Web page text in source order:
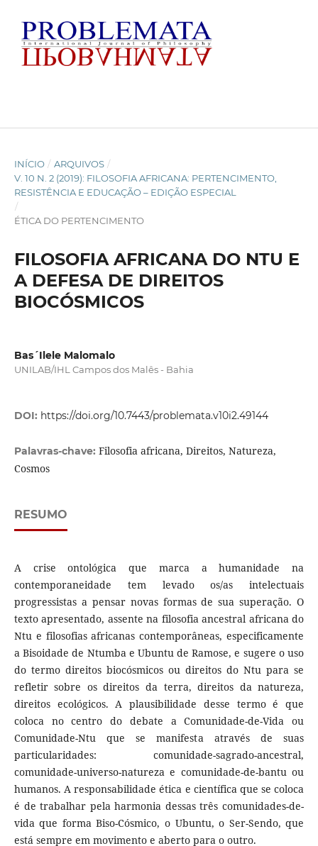
INÍCIO / ARQUIVOS /
V. 10 N. 2 (2019): FILOSOFIA AFRICANA: PERTENCIMENTO,
RESISTÊNCIA E EDUCAÇÃO – EDIÇÃO ESPECIAL
/
ÉTICA DO PERTENCIMENTO
FILOSOFIA AFRICANA DO NTU E
A DEFESA DE DIREITOS
BIOCÓSMICOS
Bas´Ilele Malomalo
UNILAB/IHL Campos dos Malês - Bahia
DOI: https://doi.org/10.7443/problemata.v10i2.49144
Palavras-chave: Filosofia africana, Direitos, Natureza,
Cosmos
RESUMO
A crise ontológica que marca a humanidade na
contemporaneidade tem levado os/as intelectuais
progressistas a pensar novas formas de sua superação. O
texto apresentado, assente na filosofia ancestral africana do
Ntu e filosofias africanas contemporâneas, especificamente
a Bisoidade de Ntumba e Ubuntu de Ramose, e sugere o uso
do termo direitos biocósmicos ou direitos do Ntu para se
refletir sobre os direitos da terra, direitos da natureza,
direitos ecológicos. A plausibilidade desse termo é que
coloca no centro do debate a Comunidade-de-Vida ou
Comunidade-Ntu que se manifesta através de suas
particularidades: comunidade-sagrado-ancestral,
comunidade-universo-natureza e comunidade-de-bantu ou
humanos. A responsabilidade ética e científica que se coloca
é de trabalhar pela harmonia dessas três comunidades-de-
vida que forma Biso-Cósmico, o Ubuntu, o Ser-Sendo, que
está sempre em movimento e aberto para o outro.